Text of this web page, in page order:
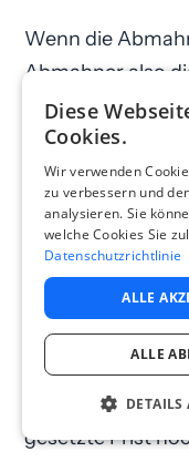
Wenn die
Abmahner also
behaupteten
kann der
gesetzten Frist
dann
Vielfaches
Abmahner nur
hatte. Vor
und wenn sie
beachtet werden.
Unter
gesetzte Frist
Diese
Cookies.
Wir verwenden
zu verbessern und
analysieren. Sie
welche Cookies Sie
Datenschutzrichtlinie
ALLE
ALLE
DETAILS